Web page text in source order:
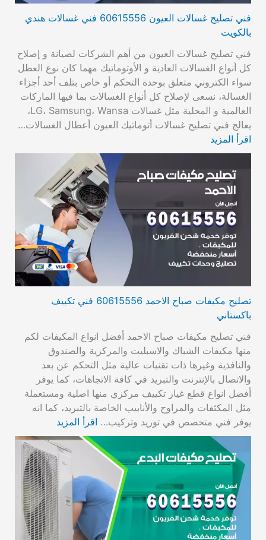
فني تصليح غسالات العيون 60615556 فني غسالات هندي
بالكويت
فني تصليح غسالات العيون من أهم الشركات لصيانة و إصلاح
كل أنواع الغسالات العادية و الأوتوماتيك مهما كان نوع العطل
سواء الكتروني متعلق بوحدة التحكم أو خاص بتلف أحد أجزاء
الغسالة، نسعى لإصلاح كل أنواع الغسالات بما فيها الماركات
العالمية و المحلية مثل غسالات LG، Samsung، Wansa،
يعالج فني تصليح غسالات أتوماتيك العيون أعطال الغسالات…
اقرأ المزيد
تصليح مكيفات صباح الاحمد 60615556 فني تكييف
باكستاني
فني تصليح مكيفات صباح الاحمد أفضل انواع المكيفات لكم
منها مكيفات الشباك والاسبليت والمركزية والصندوق
والنافذية وغيرها ذات تقنيات عالية مثل التحكم عن بعد
والاتصال بالإنترنت والتبريد في كافة الاتجاهات، كما يوفر
أفضل انواع قطع غيار تكييف مركزي منها اصلية ومستعملة
مثل المكثفات والمراوح والأنابيب الخاصة بالتبريد، كما انه
يوفر فني متخصص في توريد وتركيب… اقرأ المزيد